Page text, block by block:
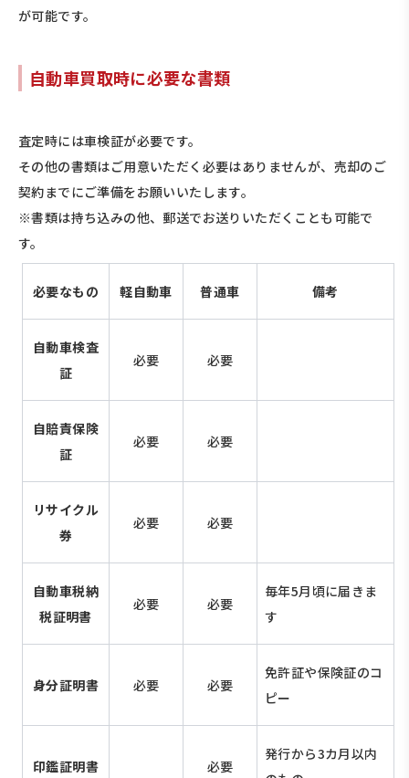
が可能です。
自動車買取時に必要な書類
査定時には車検証が必要です。
その他の書類はご用意いただく必要はありませんが、売却のご
契約までにご準備をお願いいたします。
※書類は持ち込みの他、郵送でお送りいただくことも可能で
す。
必要なもの 軽自動車 普通車 備考
自動車検査
証
必要 必要
自賠責保険
証
必要 必要
リサイクル
券
必要 必要
自動車税納
税証明書
必要 必要
毎年5月頃に届きま
す
身分証明書 必要 必要
免許証や保険証のコ
ピー
印鑑証明書 必要
発行から3カ月以内